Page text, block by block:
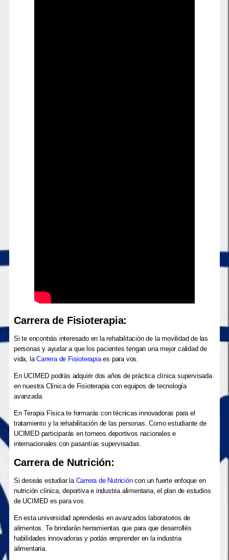
Carrera de Fisioterapia:
Si te encontrás interesado en la rehabilitación de la movilidad de las
personas y ayudar a que los pacientes tengan una mejor calidad de
vida, laCarrera de Fisioterapiaes para vos.
En UCIMED podrás adquirir dos años de práctica clínica supervisada
en nuestra Clínica de Fisioterapia con equipos de tecnología
avanzada.
En Terapia Física te formarás con técnicas innovadoras para el
tratamiento y la rehabilitación de las personas. Como estudiante de
UCIMED participarás en torneos deportivos nacionales e
internacionales con pasantías supervisadas.
Carrera de Nutrición:
Si deseás estudiar la Carrera de Nutricióncon un fuerte enfoque en
nutrición clínica, deportiva e industria alimentaria, el plan de estudios
de UCIMED es para vos.
En esta universidad aprenderás en avanzados laboratorios de
alimentos. Te brindarán herramientas que para que desarrollés
habilidades innovadoras y podás emprender en la industria
alimentaria.